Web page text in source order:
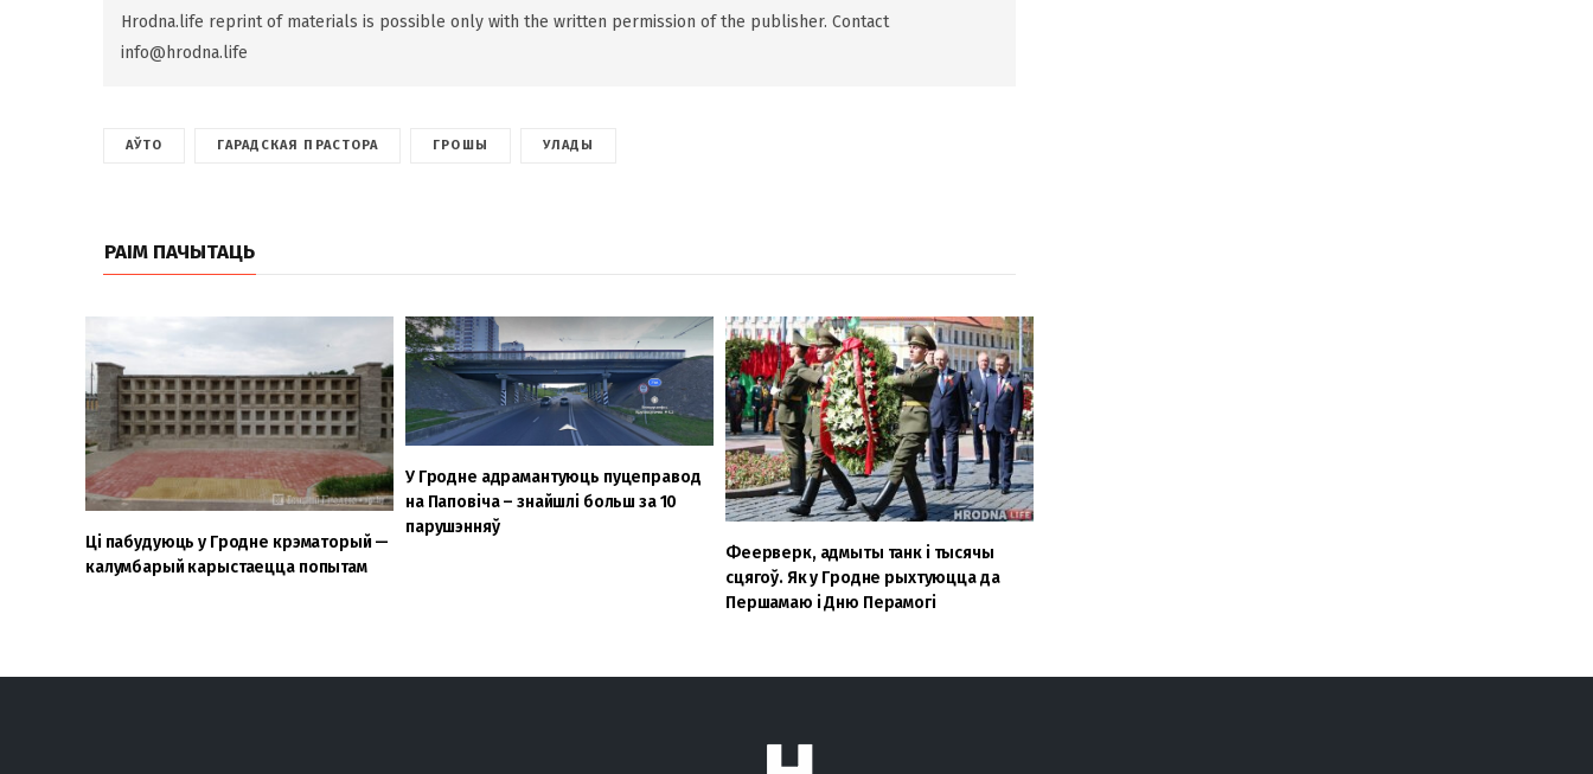
Hrodna.life reprint of materials is possible only with the written permission of the publisher. Contact
info@hrodna.life
АЎТО ГАРАДСКАЯ ПРАСТОРА ГРОШЫ УЛАДЫ
РАІМ ПАЧЫТАЦЬ
Ці пабудуюць у Гродне крэматорый —
калумбарый карыстаецца попытам
У Гродне адрамантуюць пуцеправод
на Паповіча – знайшлі больш за 10
парушэнняў
Феерверк, адмыты танк і тысячы
сцягоў. Як у Гродне рыхтуюцца да
Першамаю і Дню Перамогі